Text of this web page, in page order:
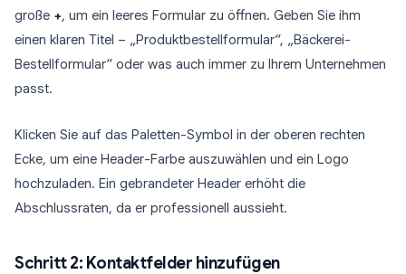
große +, um ein leeres Formular zu öffnen. Geben Sie ihm
einen klaren Titel – „Produktbestellformular“, „Bäckerei-
Bestellformular“ oder was auch immer zu Ihrem Unternehmen
passt.
Klicken Sie auf das Paletten-Symbol in der oberen rechten
Ecke, um eine Header-Farbe auszuwählen und ein Logo
hochzuladen. Ein gebrandeter Header erhöht die
Abschlussraten, da er professionell aussieht.
Schritt 2: Kontaktfelder hinzufügen